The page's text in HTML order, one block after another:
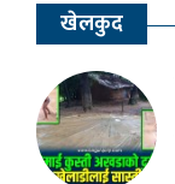
खेलकुद